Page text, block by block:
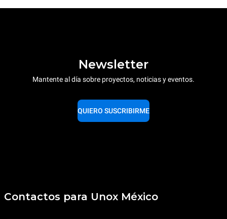
Newsletter
Mantente al día sobre proyectos, noticias y eventos.
QUIERO SUSCRIBIRME
Contactos para Unox México